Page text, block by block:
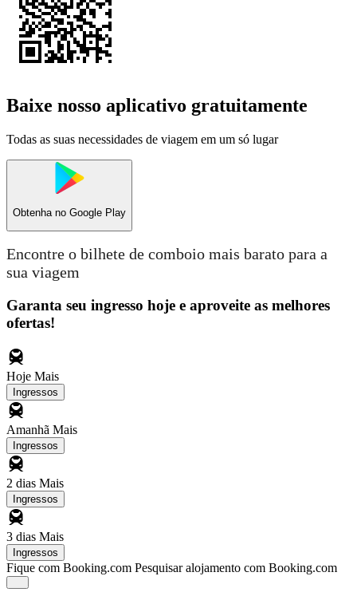
Baixe nosso aplicativo gratuitamente
Todas as suas necessidades de viagem em um só lugar
Obtenha no Google Play
Encontre o bilhete de comboio mais barato para a
sua viagem
Garanta seu ingresso hoje e aproveite as melhores
ofertas!
Hoje Mais
Ingressos
Amanhã Mais
Ingressos
2 dias Mais
Ingressos
3 dias Mais
Ingressos
Fique com Booking.com Pesquisar alojamento com Booking.com